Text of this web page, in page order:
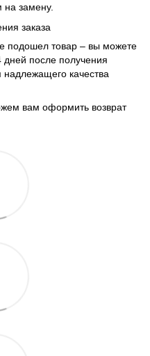
на замену.
заказа
подошел товар – вы можете
дней после получения
надлежащего качества
вам оформить возврат